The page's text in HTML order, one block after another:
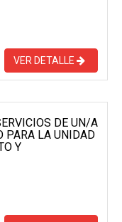
VER DETALLE
DE UN/A
PARA LA UNIDAD
Y